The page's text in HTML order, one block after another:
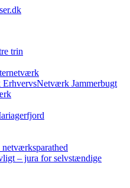
trin
ErhvervsNetværk Jammerbugt
– jura for selvstændige